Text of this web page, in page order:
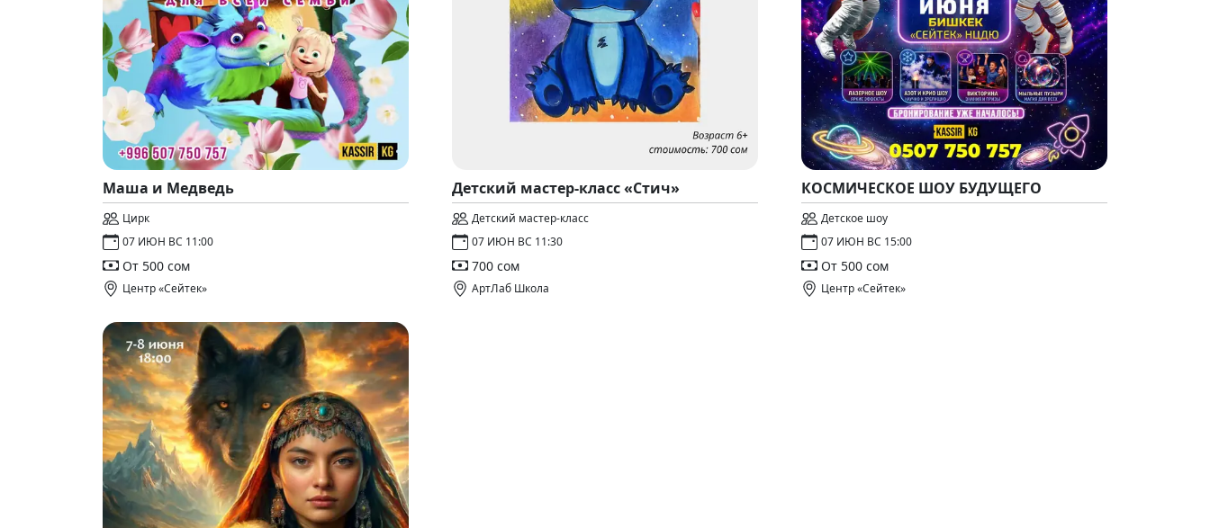
Маша и Медведь
Цирк
07 ИЮН ВС 11:00
От 500 сом
Центр «Сейтек»
Детский мастер-класс «Стич»
Детский мастер-класс
07 ИЮН ВС 11:30
700 сом
АртЛаб Школа
КОСМИЧЕСКОЕ ШОУ БУДУЩЕГО
Детское шоу
07 ИЮН ВС 15:00
От 500 сом
Центр «Сейтек»